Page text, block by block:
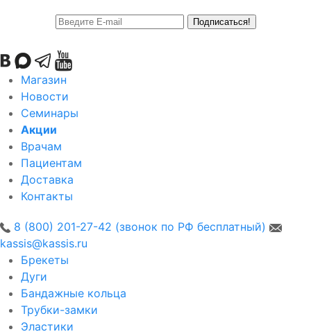
Подписаться!
Магазин
Новости
Семинары
Акции
Врачам
Пациентам
Доставка
Контакты
8 (800) 201-27-42 (звонок по РФ бесплатный)
kassis@kassis.ru
Брекеты
Дуги
Бандажные кольца
Трубки-замки
Эластики